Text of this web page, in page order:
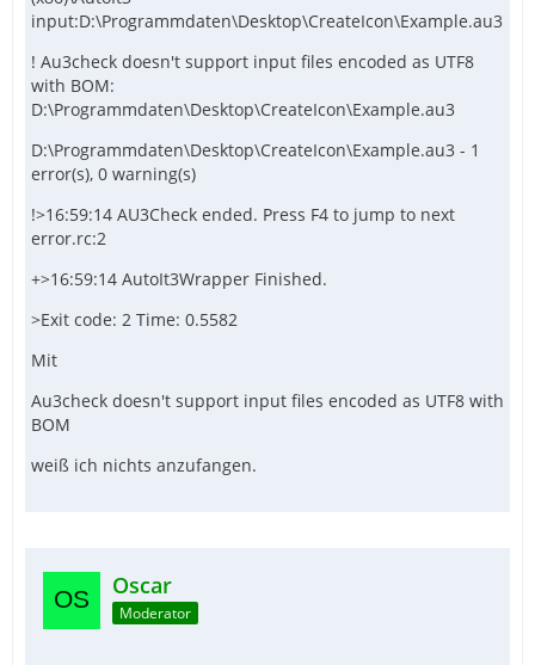
input:D:\Programmdaten\Desktop\CreateIcon\Example.au3
! Au3check doesn't support input files encoded as UTF8
with BOM:
D:\Programmdaten\Desktop\CreateIcon\Example.au3
D:\Programmdaten\Desktop\CreateIcon\Example.au3 - 1
error(s), 0 warning(s)
!>16:59:14 AU3Check ended. Press F4 to jump to next
error.rc:2
+>16:59:14 AutoIt3Wrapper Finished.
>Exit code: 2 Time: 0.5582
Mit
Au3check doesn't support input files encoded as UTF8 with
BOM
weiß ich nichts anzufangen.
Oscar
Moderator